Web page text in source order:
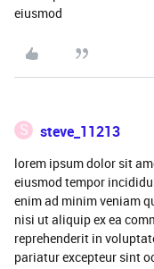
eiusmod
S steve_11213
lorem ipsum dolor sit
eiusmod tempor
enim ad minim veniam
nisi ut aliquip ex ea
reprehenderit in
pariatur excepteur sint